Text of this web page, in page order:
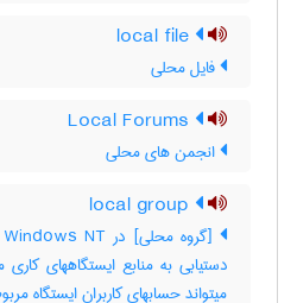
فایل محلی
انجمن های محلی
دستیابی به منابع ایستگاههای